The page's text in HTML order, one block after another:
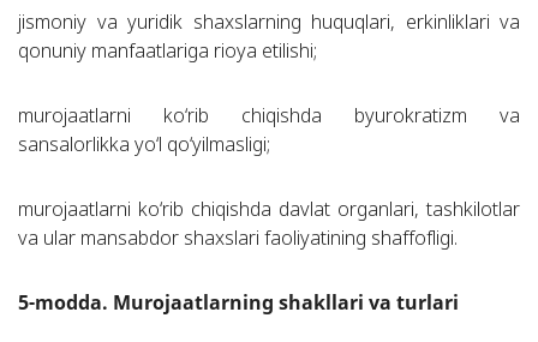
jismoniy va yuridik shaxslarning huquqlari, erkinliklari va
qonuniy manfaatlariga rioya etilishi;
murojaatlarni ko‘rib chiqishda byurokratizm va
sansalorlikka yo‘l qo‘yilmasligi;
murojaatlarni ko‘rib chiqishda davlat organlari, tashkilotlar
va ular mansabdor shaxslari faoliyatining shaffofligi.
5-modda. Murojaatlarning shakllari va turlari